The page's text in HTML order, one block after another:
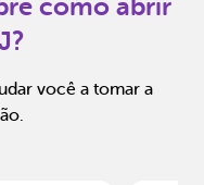
como abrir
você a tomar a